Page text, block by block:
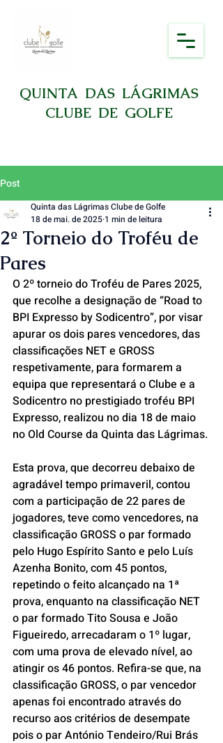
QUINTA DAS LÁGRIMAS
CLUBE DE GOLFE
Post
2º Torneio do Troféu de
Pares
Quinta das Lágrimas Clube de Golfe
18 de mai. de 2025 1 min de leitura
O 2º torneio do Troféu de Pares 2025,
que recolhe a designação de “Road to
BPI Expresso by Sodicentro”, por visar
apurar os dois pares vencedores, das
classificações NET e GROSS
respetivamente, para formarem a
equipa que representará o Clube e a
Sodicentro no prestigiado troféu BPI
Expresso, realizou no dia 18 de maio
no Old Course da Quinta das Lágrimas.
Esta prova, que decorreu debaixo de
agradável tempo primaveril, contou
com a participação de 22 pares de
jogadores, teve como vencedores, na
classificação GROSS o par formado
pelo Hugo Espírito Santo e pelo Luís
Azenha Bonito, com 45 pontos,
repetindo o feito alcançado na 1ª
prova, enquanto na classificação NET
o par formado Tito Sousa e João
Figueiredo, arrecadaram o 1º lugar,
com uma prova de elevado nível, ao
atingir os 46 pontos. Refira-se que, na
classificação GROSS, o par vencedor
apenas foi encontrado através do
recurso aos critérios de desempate
pois o par António Tendeiro/Rui Brás